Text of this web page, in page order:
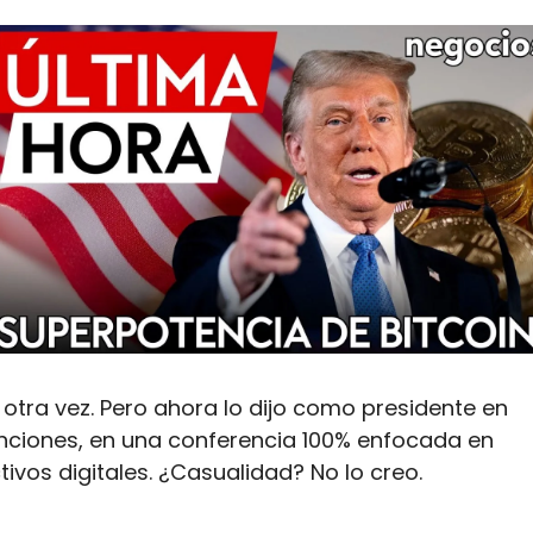
otra vez. Pero ahora lo dijo como presidente en
en una conferencia 100% enfocada en
digitales. ¿Casualidad? No lo creo.